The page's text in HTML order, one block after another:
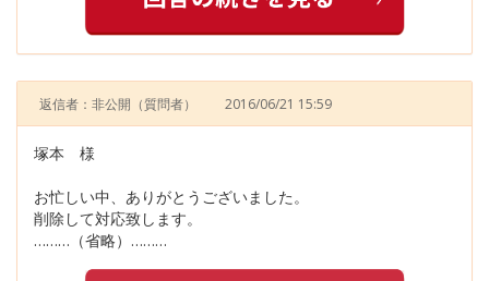
返信者：非公開 （質問者） 2016/06/21 15:59
塚本 様
お忙しい中、ありがとうございました。
削除して対応致します。
………（省略）………